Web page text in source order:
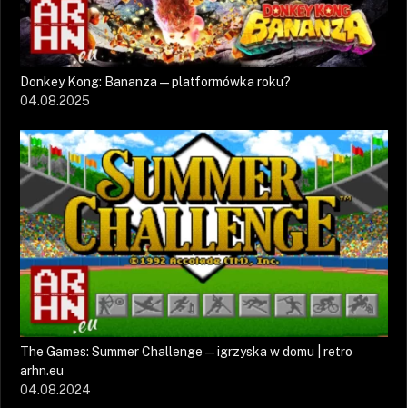
Donkey Kong: Bananza — platformówka roku?
04.08.2025
The Games: Summer Challenge — igrzyska w domu | retro
arhn.eu
04.08.2024